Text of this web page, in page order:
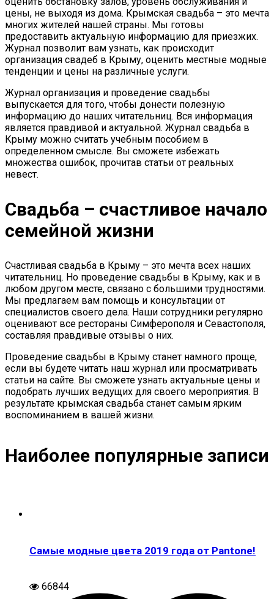
цены, не выходя из дома. Крымская свадьба – это мечта
многих жителей нашей страны. Мы готовы
предоставить актуальную информацию для приезжих.
Журнал позволит вам узнать, как происходит
организация свадеб в Крыму, оценить местные модные
тенденции и цены на различные услуги.
Журнал организация и проведение свадьбы
выпускается для того, чтобы донести полезную
информацию до наших читательниц. Вся информация
является правдивой и актуальной. Журнал свадьба в
Крыму можно считать учебным пособием в
определенном смысле. Вы сможете избежать
множества ошибок, прочитав статьи от реальных
невест.
Свадьба – счастливое начало
семейной жизни
Счастливая свадьба в Крыму – это мечта всех наших
читательниц. Но проведение свадьбы в Крыму, как и в
любом другом месте, связано с большими трудностями.
Мы предлагаем вам помощь и консультации от
специалистов своего дела. Наши сотрудники регулярно
оценивают все рестораны Симферополя и Севастополя,
составляя правдивые отзывы о них.
Проведение свадьбы в Крыму станет намного проще,
если вы будете читать наш журнал или просматривать
статьи на сайте. Вы сможете узнать актуальные цены и
подобрать лучших ведущих для своего мероприятия. В
результате крымская свадьба станет самым ярким
воспоминанием в вашей жизни.
Наиболее популярные записи
Самые модные цвета 2019 года от Pantone!
66844